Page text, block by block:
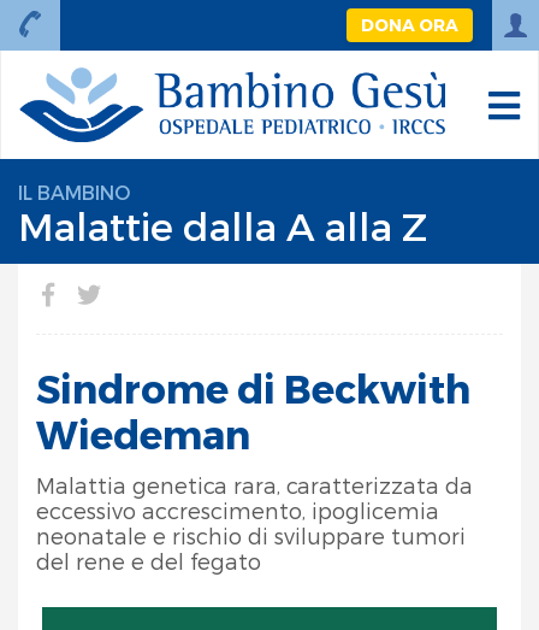
DONA ORA
IL BAMBINO
Malattie dalla A alla Z
Sindrome di Beckwith
Wiedeman
Malattia genetica rara, caratterizzata da
eccessivo accrescimento, ipoglicemia
neonatale e rischio di sviluppare tumori
del rene e del fegato